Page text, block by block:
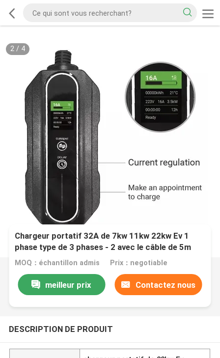
2/ 4
Chargeur portatif 32A de 7kw 11kw 22kw Ev 1
phase type de 3 phases - 2 avec le câble de 5m
MOQ：échantillon admis Prix：negotiable
meilleur prix Contactez nous
DESCRIPTION DE PRODUIT